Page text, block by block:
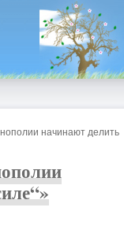
начинают делить